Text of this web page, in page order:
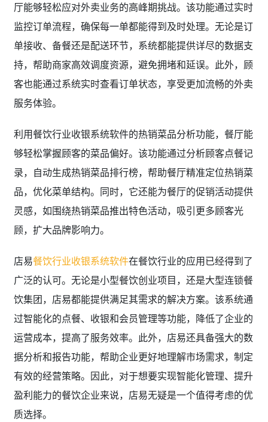
厅能够轻松应对外卖业务的高峰期挑战。该功能通过实时
监控订单流程，确保每一单都能得到及时处理。无论是订
单接收、备餐还是配送环节，系统都能提供详尽的数据支
持，帮助商家高效调度资源，避免拥堵和延误。此外，顾
客也能通过系统实时查看订单状态，享受更加流畅的外卖
服务体验。
利用餐饮行业收银系统软件的热销菜品分析功能，餐厅能
够轻松掌握顾客的菜品偏好。该功能通过分析顾客点餐记
录，自动生成热销菜品排行榜，帮助餐厅精准定位热销菜
品，优化菜单结构。同时，它还能为餐厅的促销活动提供
灵感，如围绕热销菜品推出特色活动，吸引更多顾客光
顾，扩大品牌影响力。
店易餐饮行业收银系统软件在餐饮行业的应用已经得到了
广泛的认可。无论是小型餐饮创业项目，还是大型连锁餐
饮集团，店易都能提供满足其需求的解决方案。该系统通
过智能化的点餐、收银和会员管理等功能，降低了企业的
运营成本，提高了服务效率。此外，店易还具备强大的数
据分析和报告功能，帮助企业更好地理解市场需求，制定
有效的经营策略。因此，对于想要实现智能化管理、提升
盈利能力的餐饮企业来说，店易无疑是一个值得考虑的优
质选择。